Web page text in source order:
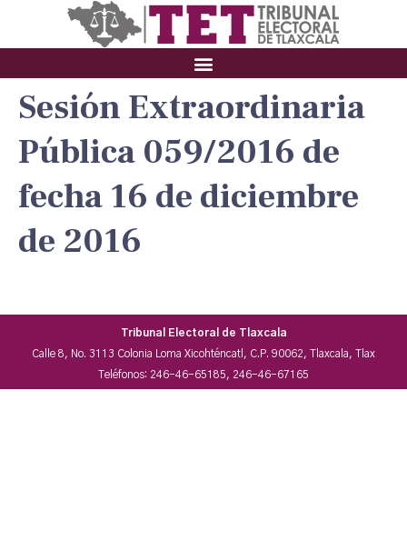
Sesión Extraordinaria
Pública 059/2016 de
fecha 16 de diciembre
de 2016
Tribunal Electoral de Tlaxcala
Calle 8, No. 3113 Colonia Loma Xicohténcatl, C.P. 90062, Tlaxcala, Tlax
Teléfonos: 246-46-65185, 246-46-67165